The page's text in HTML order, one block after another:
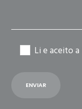
Li e aceito a